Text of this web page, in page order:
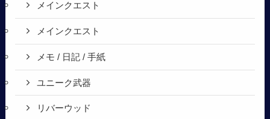
メインクエスト
メインクエスト
メモ / 日記 / 手紙
ユニーク武器
リバーウッド